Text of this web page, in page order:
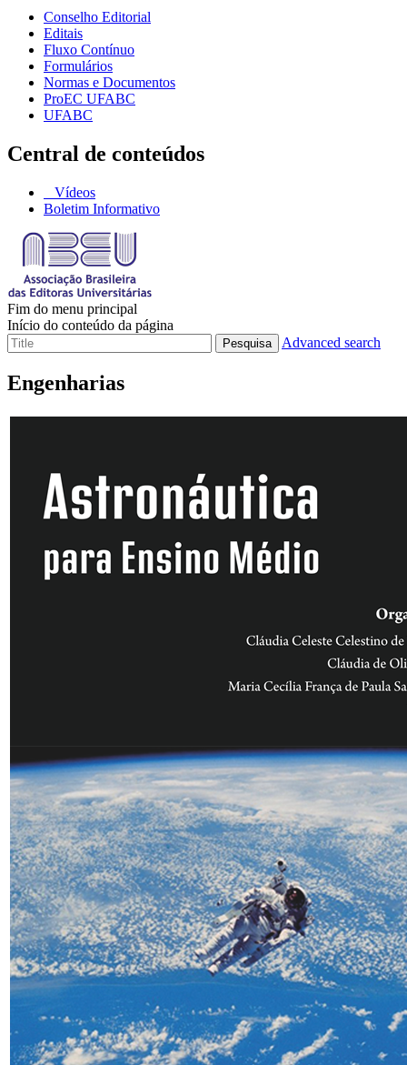
Conselho Editorial
Editais
Fluxo Contínuo
Formulários
Normas e Documentos
ProEC UFABC
UFABC
Central de conteúdos
Vídeos
Boletim Informativo
Fim do menu principal
Início do conteúdo da página
Pesquisa Advanced search
Engenharias